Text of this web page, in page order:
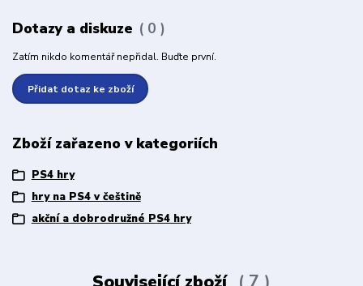
Dotazy a diskuze 0
Zatím nikdo komentář nepřidal. Buďte první.
Přidat dotaz ke zboží
Zboží zařazeno v kategoriích
PS4 hry
hry na PS4 v češtině
akční a dobrodružné PS4 hry